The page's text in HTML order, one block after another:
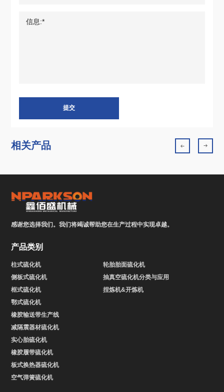
提交
相关产品
感谢您选择我们。我们将竭诚帮助您在生产过程中实现卓越。
产品类别
柱式硫化机
侧板式硫化机
框式硫化机
鄂式硫化机
橡胶输送带生产线
减隔震器材硫化机
实心胎硫化机
橡胶履带硫化机
板式换热器硫化机
空气弹簧硫化机
轮胎胎面硫化机
抽真空硫化机分类与应用
捏炼机&开炼机